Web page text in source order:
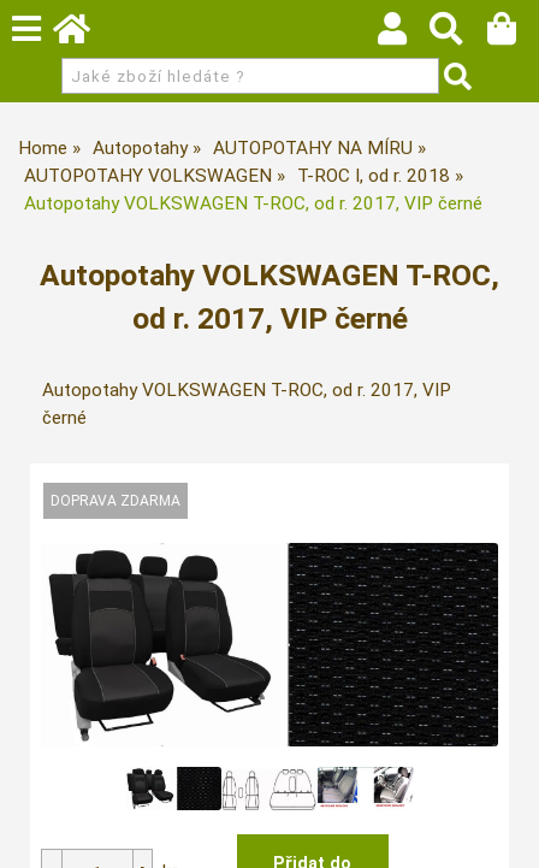
Home Autopotahy
AUTOPOTAHY NA MÍRU
AUTOPOTAHY VOLKSWAGEN
T-ROC I, od r. 2018
Autopotahy VOLKSWAGEN T-ROC, od r. 2017, VIP černé
Autopotahy VOLKSWAGEN T-ROC,
od r. 2017, VIP černé
Autopotahy VOLKSWAGEN T-ROC, od r. 2017, VIP
černé